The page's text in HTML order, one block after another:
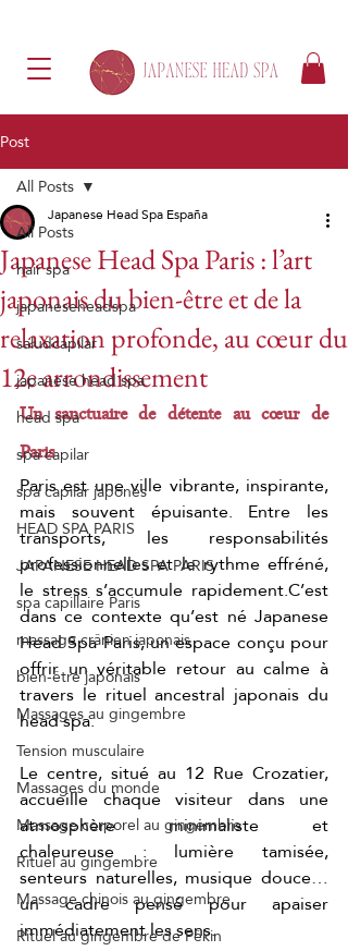
Post
All Posts
hair spa
japaneseheadspa
saludcapilar
japanese head spa
head spa
spa capilar
spa capilar japonés
HEAD SPA PARIS
JAPANESE HEAD SPA PARIS
spa capillaire Paris
massage crânien japonais
bien-être japonais
Massages au gingembre
Tension musculaire
Massages du monde
Massage corporel au gingembre
Rituel au gingembre
Massage chinois au gingembre
Rituel au gingembre de Pékin
All Posts
Japanese Head Spa Paris : l’art
japonais du bien-être et de la
relaxation profonde, au cœur du
12e arrondissement
Japanese Head Spa España
Un sanctuaire de détente au cœur de
Paris
Paris est une ville vibrante, inspirante,
mais souvent épuisante. Entre les
transports, les responsabilités
professionnelles et le rythme effréné,
le stress s’accumule rapidement.C’est
dans ce contexte qu’est né Japanese
Head Spa Paris, un espace conçu pour
offrir un véritable retour au calme à
travers le rituel ancestral japonais du
head spa.
Le centre, situé au 12 Rue Crozatier,
accueille chaque visiteur dans une
atmosphère minimaliste et
chaleureuse : lumière tamisée,
senteurs naturelles, musique douce…
un cadre pensé pour apaiser
immédiatement les sens.